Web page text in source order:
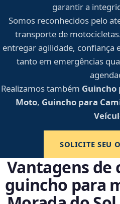
garantir a
Somos reconhecidos pelo
transporte de
entregar agilidade, confiança
tanto em emergências
Realizamos também Guincho
Moto, Guincho para
SOLICITE SEU
Vantagens
guincho para